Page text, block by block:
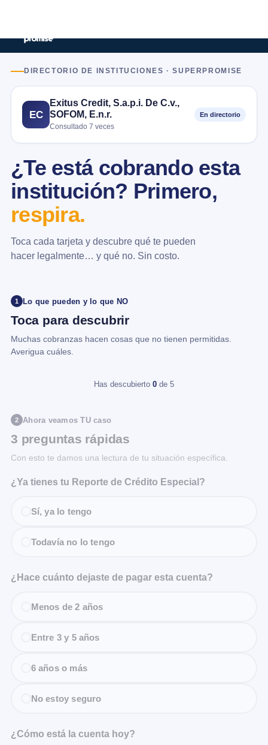
DIRECTORIO DE INSTITUCIONES · SUPERPROMISE
EC
Exitus Credit, S.a.p.i. De C.v.,
SOFOM, E.n.r.
Consultado 7 veces
En directorio
¿Te está cobrando esta
institución? Primero,
respira.
Toca cada tarjeta y descubre qué te pueden
hacer legalmente… y qué no. Sin costo.
1 Lo que pueden y lo que NO
Toca para descubrir
Muchas cobranzas hacen cosas que no tienen permitidas.
Averigua cuáles.
Has descubierto 0 de 5
2 Ahora veamos TU caso
3 preguntas rápidas
Con esto te damos una lectura de tu situación específica.
¿Ya tienes tu Reporte de Crédito Especial?
Sí, ya lo tengo
Todavía no lo tengo
¿Hace cuánto dejaste de pagar esta cuenta?
Menos de 2 años
Entre 3 y 5 años
6 años o más
No estoy seguro
¿Cómo está la cuenta hoy?